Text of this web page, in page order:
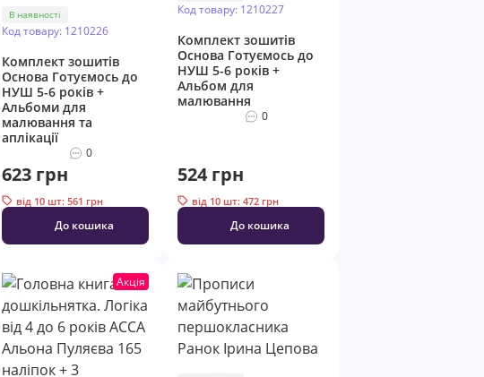
В наявності
Код товару: 1210226
Комплект зошитів
Основа Готуємось до
НУШ 5-6 років +
Альбоми для
малювання та
аплікації
0
623 грн
від 10 шт: 561 грн
До кошика
Код товару: 1210227
Комплект зошитів
Основа Готуємось до
НУШ 5-6 років +
Альбом для
малювання
0
524 грн
від 10 шт: 472 грн
До кошика
Акція